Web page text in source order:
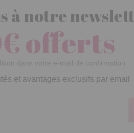
à notre
offerts
dans votre e-mail de confirmation
et avantages exclusifs par email